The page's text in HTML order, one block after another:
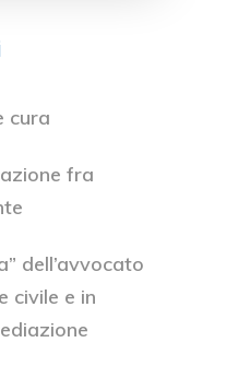
cura
fra
dell’avvocato
civile e in